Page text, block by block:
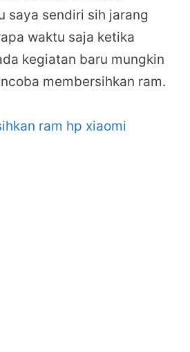
saya sendiri sih jarang
waktu saja ketika
kegiatan baru mungkin
membersihkan ram.